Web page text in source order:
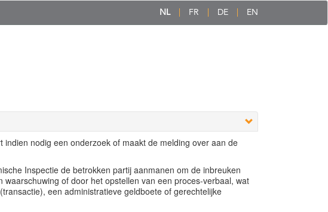
NL FR DE EN
nodig een onderzoek of maakt de melding over aan de
Inspectie de betrokken partij aanmanen om de inbreuken
of door het opstellen van een proces-verbaal, wat
een administratieve geldboete of gerechtelijke